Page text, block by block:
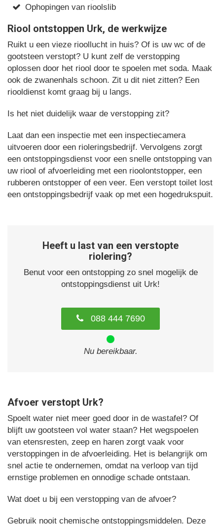
Ophopingen van rioolslib
Riool ontstoppen Urk, de werkwijze
Ruikt u een vieze rioollucht in huis? Of is uw wc of de
gootsteen verstopt? U kunt zelf de verstopping
oplossen door het riool door te spoelen met soda. Maak
ook de zwanenhals schoon. Zit u dit niet zitten? Een
riooldienst komt graag bij u langs.
Is het niet duidelijk waar de verstopping zit?
Laat dan een inspectie met een inspectiecamera
uitvoeren door een rioleringsbedrijf. Vervolgens zorgt
een ontstoppingsdienst voor een snelle ontstopping van
uw riool of afvoerleiding met een rioolontstopper, een
rubberen ontstopper of een veer. Een verstopt toilet lost
een ontstoppingsbedrijf vaak op met een hogedrukspuit.
Heeft u last van een verstopte
riolering?
Benut voor een ontstopping zo snel mogelijk de
ontstoppingsdienst uit Urk!
088 444 7690
Nu bereikbaar.
Afvoer verstopt Urk?
Spoelt water niet meer goed door in de wastafel? Of
blijft uw gootsteen vol water staan? Het wegspoelen
van etensresten, zeep en haren zorgt vaak voor
verstoppingen in de afvoerleiding. Het is belangrijk om
snel actie te ondernemen, omdat na verloop van tijd
ernstige problemen en onnodige schade ontstaan.
Wat doet u bij een verstopping van de afvoer?
Gebruik nooit chemische ontstoppingsmiddelen. Deze